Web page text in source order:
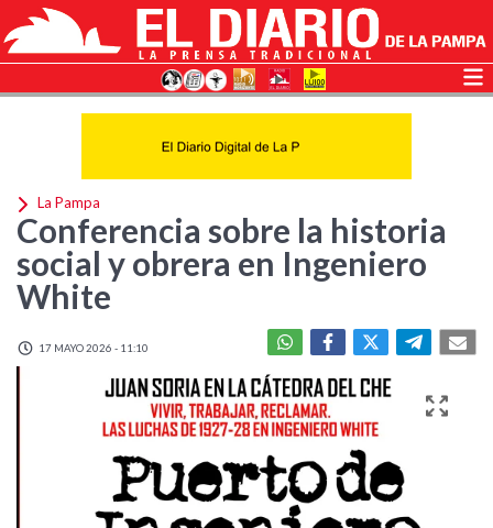
La Pampa
Conferencia sobre la historia
social y obrera en Ingeniero
White
17 MAYO 2026 - 11:10